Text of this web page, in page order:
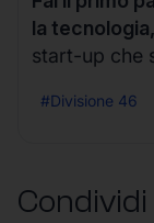
la
start-up che
#Divisione 46
Condividi